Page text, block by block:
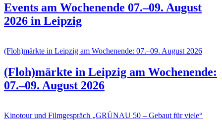
Events am Wochenende 07.–09. August
2026 in Leipzig
(Floh)märkte in Leipzig am Wochenende: 07.–09. August 2026
(Floh)märkte in Leipzig am Wochenende:
07.–09. August 2026
Kinotour und Filmgespräch „GRÜNAU 50 – Gebaut für viele“